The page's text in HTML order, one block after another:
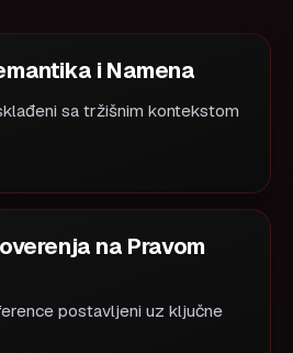
i Namena
sa tržišnim kontekstom
na Pravom
postavljeni uz ključne